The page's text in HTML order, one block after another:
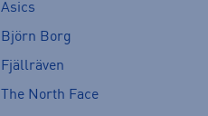
Asics
Björn Borg
Fjällräven
The North Face